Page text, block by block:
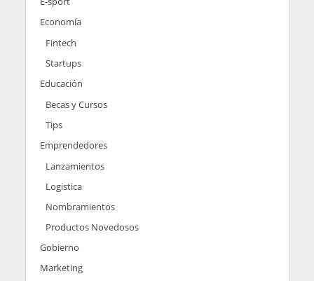
Economía
Fintech
Startups
Educación
Becas y Cursos
Tips
Emprendedores
Lanzamientos
Logistica
Nombramientos
Productos Novedosos
Gobierno
Marketing